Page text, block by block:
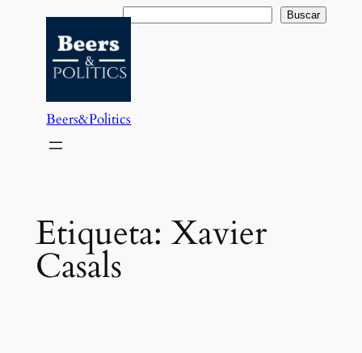
contenido
Buscar Buscar
Beers&Politics
Etiqueta: Xavier
Casals